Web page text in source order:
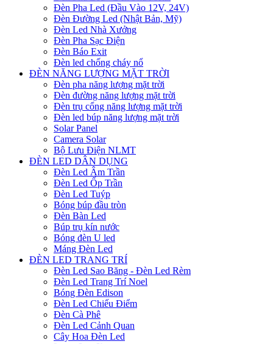
Đèn Pha Led (Đầu Vào 12V, 24V)
Đèn Đường Led (Nhật Bản, Mỹ)
Đèn Led Nhà Xưởng
Đèn Pha Sạc Điện
Đèn Báo Exit
Đèn led chống cháy nổ
ĐÈN NĂNG LƯỢNG MẶT TRỜI
Đèn pha năng lượng mặt trời
Đèn đường năng lượng mặt trời
Đèn trụ cổng năng lượng mặt trời
Đèn led búp năng lượng mặt trời
Solar Panel
Camera Solar
Bộ Lưu Điện NLMT
ĐÈN LED DÂN DỤNG
Đèn Led Âm Trần
Đèn Led Ốp Trần
Đèn Led Tuýp
Bóng búp đầu tròn
Đèn Bàn Led
Búp trụ kín nước
Bóng đèn U led
Máng Đèn Led
ĐÈN LED TRANG TRÍ
Đèn Led Sao Băng - Đèn Led Rèm
Đèn Led Trang Trí Noel
Bóng Đèn Edison
Đèn Led Chiếu Điểm
Đèn Cà Phê
Đèn Led Cảnh Quan
Cây Hoa Đèn Led